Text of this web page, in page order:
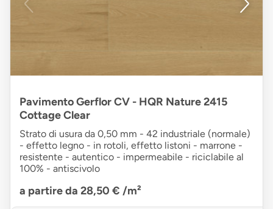
Pavimento Gerflor CV - HQR Nature 2415
Cottage Clear
Strato di usura da 0,50 mm - 42 industriale (normale)
- effetto legno - in rotoli, effetto listoni - marrone -
resistente - autentico - impermeabile - riciclabile al
100% - antiscivolo
a partire da 28,50 € /m²